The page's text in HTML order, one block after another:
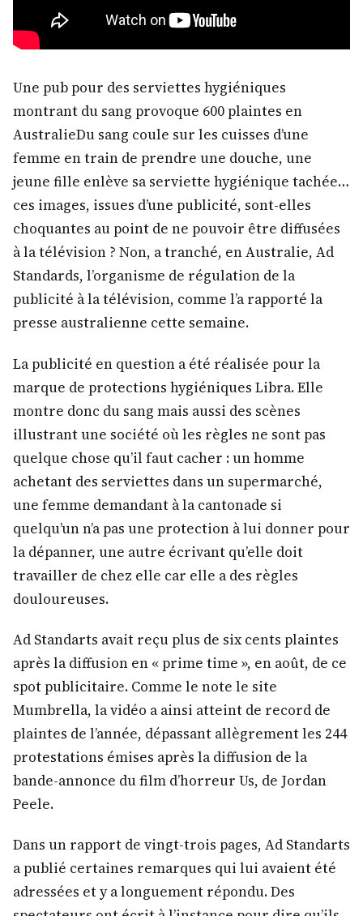
Une pub pour des serviettes hygiéniques
montrant du sang provoque 600 plaintes en
AustralieDu sang coule sur les cuisses d’une
femme en train de prendre une douche, une
jeune fille enlève sa serviette hygiénique tachée…
ces images, issues d’une publicité, sont-elles
choquantes au point de ne pouvoir être diffusées
à la télévision ? Non, a tranché, en Australie, Ad
Standards, l’organisme de régulation de la
publicité à la télévision, comme l’a rapporté la
presse australienne cette semaine.
La publicité en question a été réalisée pour la
marque de protections hygiéniques Libra. Elle
montre donc du sang mais aussi des scènes
illustrant une société où les règles ne sont pas
quelque chose qu’il faut cacher : un homme
achetant des serviettes dans un supermarché,
une femme demandant à la cantonade si
quelqu’un n’a pas une protection à lui donner pour
la dépanner, une autre écrivant qu’elle doit
travailler de chez elle car elle a des règles
douloureuses.
Ad Standarts avait reçu plus de six cents plaintes
après la diffusion en « prime time », en août, de ce
spot publicitaire. Comme le note le site
Mumbrella, la vidéo a ainsi atteint de record de
plaintes de l’année, dépassant allègrement les 244
protestations émises après la diffusion de la
bande-annonce du film d’horreur Us, de Jordan
Peele.
Dans un rapport de vingt-trois pages, Ad Standarts
a publié certaines remarques qui lui avaient été
adressées et y a longuement répondu. Des